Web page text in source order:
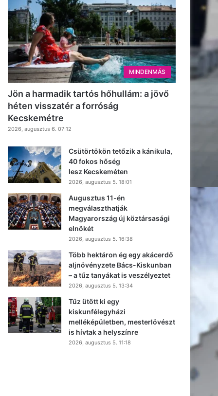
MINDENMÁS
Jön a harmadik tartós hőhullám: a jövő
héten visszatér a forróság
Kecskemétre
2026, augusztus 6. 07:12
Csütörtökön tetőzik a kánikula,
40 fokos hőség
lesz Kecskeméten
2026, augusztus 5. 18:01
Augusztus 11-én
megválaszthatják
Magyarország új köztársasági
elnökét
2026, augusztus 5. 16:38
Több hektáron ég egy akácerdő
aljnövényzete Bács-Kiskunban
– a tűz tanyákat is veszélyeztet
2026, augusztus 5. 13:34
Tűz ütött ki egy
kiskunfélegyházi
melléképületben, mesterlövészt
is hívtak a helyszínre
2026, augusztus 5. 11:18